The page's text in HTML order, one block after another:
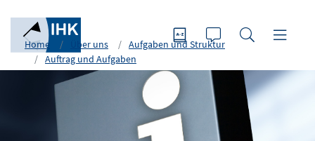
Home Über uns
Aufgaben und Struktur
Auftrag und Aufgaben